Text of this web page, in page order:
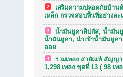
เสริมความปลอดภัยบ้าน
เหล็ก ตรวจสอบพื้นที่อย่างละ
น้ำมันยูคาลิปตัส, น้ำมัน
น้ำมันยูคา, นำเข้าน้ำมันยูค
ออย
รวมเพลง สายัณห์ สัญญ
1,298 เพลง ชุดที่ 13 ( 98 เพ